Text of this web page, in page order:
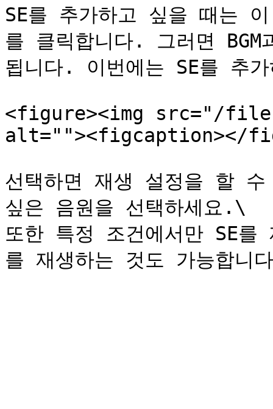
SE를 추가하고 싶을 때는
를 클릭합니다. 그러면
됩니다. 이번에는 SE를 추
<figure><img src="/
alt=""><figcaption></
선택하면 재생 설정을 할
싶은 음원을 선택하세요.\
또한 특정 조건에서만 SE를